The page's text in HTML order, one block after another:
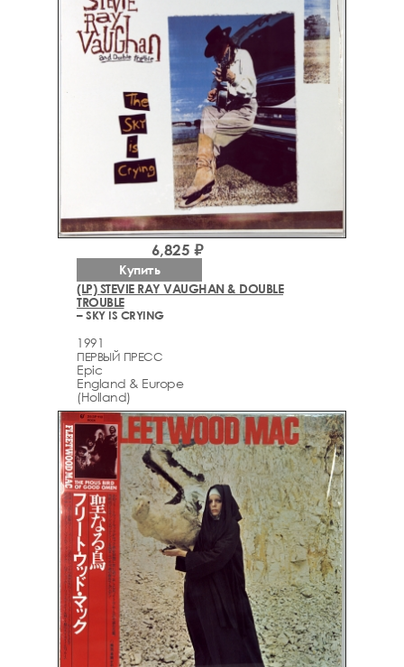
(LP) STEVIE RAY VAUGHAN & DOUBLE
TROUBLE
– SKY IS CRYING
1991
ПЕРВЫЙ ПРЕСС
Epic
England & Europe
(Holland)
6,825 ₽
Купить